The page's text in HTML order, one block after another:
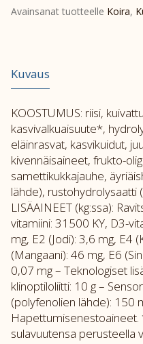
Avainsanat tuotteelle Koira,
Kuvaus
KOOSTUMUS: riisi,
kasvivalkuaisuute*,
eläinrasvat, kasvikuidut,
kivennäisaineet, frukto-
samettikukkajauhe,
lähde), rustohydrolysaatti
LISÄAINEET (kg:ssa):
vitamiini: 31500 KY, D3-
mg, E2 (Jodi): 3,6 mg, E4
(Mangaani): 46 mg, E6
0,07 mg – Teknologiset
klinoptiloliitti: 10 g –
(polyfenolien lähde): 150
Hapettumisenestoaineet.
sulavuutensa perusteella